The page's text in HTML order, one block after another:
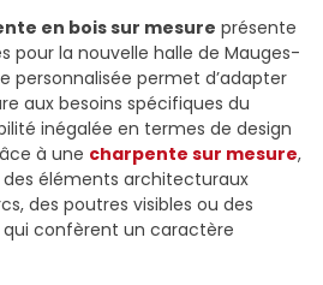
en bois sur mesure présente
pour la nouvelle halle de Mauges-
personnalisée permet d’adapter
aux besoins spécifiques du
inégalée en termes de design
à une charpente sur mesure,
des éléments architecturaux
des poutres visibles ou des
confèrent un caractère